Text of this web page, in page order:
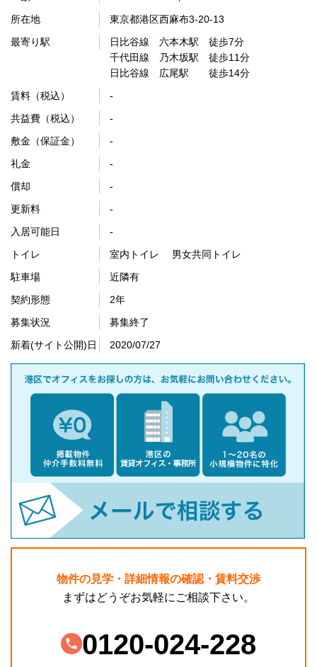
所在地
東京都港区西麻布3-20-13
最寄り駅
日比谷線 六本木駅 徒歩7分
千代田線 乃木坂駅 徒歩11分
日比谷線 広尾駅 徒歩14分
賃料（税込）
-
共益費（税込）
-
敷金（保証金）
-
礼金
-
償却
-
更新料
-
入居可能日
-
トイレ
室内トイレ 男女共同トイレ
駐車場
近隣有
契約形態
2年
募集状況
募集終了
新着(サイト公開)日
2020/07/27
物件の見学・詳細情報の確認・賃料交渉
まずはどうぞお気軽にご相談下さい。
0120-024-228